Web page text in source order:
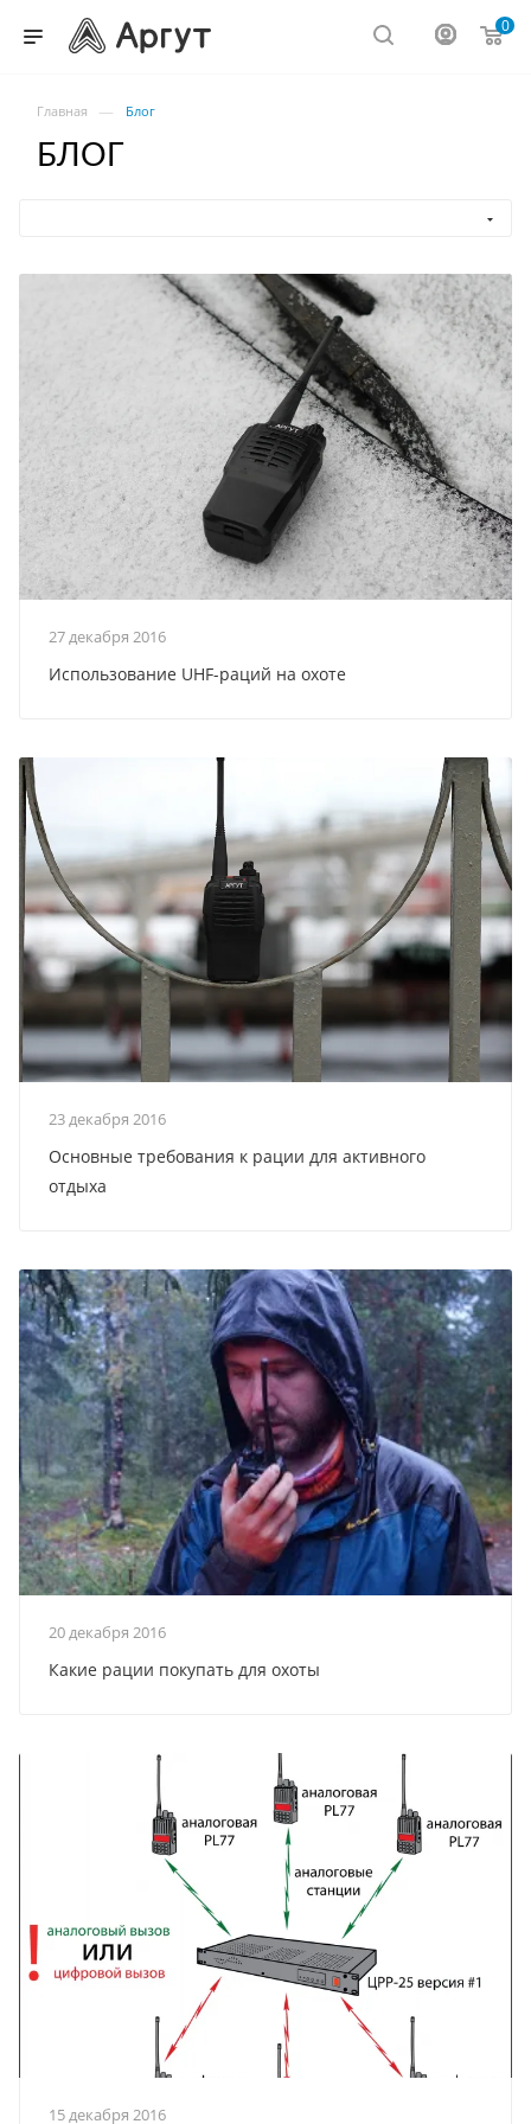
0
Главная — Блог
БЛОГ
27 декабря 2016
Использование UHF-раций на охоте
23 декабря 2016
Основные требования к рации для активного
отдыха
20 декабря 2016
Какие рации покупать для охоты
15 декабря 2016